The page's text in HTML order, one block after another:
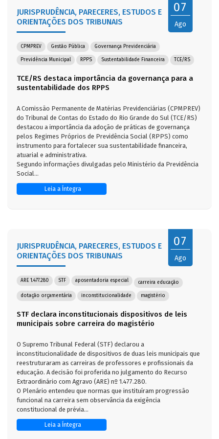
07
Ago
JURISPRUDÊNCIA, PARECERES, ESTUDOS E
ORIENTAÇÕES DOS TRIBUNAIS
CPMPREV Gestão Pública Governança Previdenciária
Previdência Municipal RPPS Sustentabilidade Financeira TCE/RS
TCE/RS destaca importância da governança para a
sustentabilidade dos RPPS
A Comissão Permanente de Matérias Previdenciárias (CPMPREV)
do Tribunal de Contas do Estado do Rio Grande do Sul (TCE/RS)
destacou a importância da adoção de práticas de governança
pelos Regimes Próprios de Previdência Social (RPPS) como
instrumento para fortalecer sua sustentabilidade financeira,
atuarial e administrativa.
Segundo informações divulgadas pelo Ministério da Previdência
Social...
Leia a Íntegra
07
Ago
JURISPRUDÊNCIA, PARECERES, ESTUDOS E
ORIENTAÇÕES DOS TRIBUNAIS
ARE 1.477.280 STF aposentadoria especial carreira educação
dotação orçamentária inconstitucionalidade magistério
STF declara inconstitucionais dispositivos de leis
municipais sobre carreira do magistério
O Supremo Tribunal Federal (STF) declarou a
inconstitucionalidade de dispositivos de duas leis municipais que
reestruturaram as carreiras de professores e profissionais da
educação. A decisão foi proferida no julgamento do Recurso
Extraordinário com Agravo (ARE) nº 1.477.280.
O Plenário entendeu que normas que instituíram progressão
funcional na carreira sem observância da exigência
constitucional de prévia...
Leia a Íntegra